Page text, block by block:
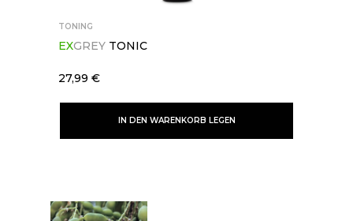
IN DEN WARENKORB LEGEN
EXGREY TONIC
27,99 €
TONING